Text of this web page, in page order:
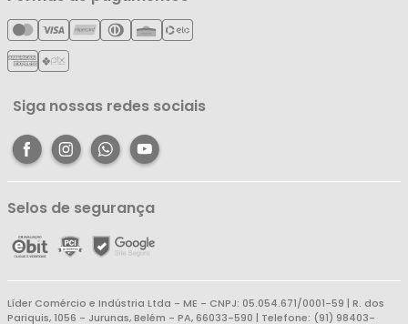
Cartão Líderzan
Política de Reembolso
Meus Pedidos
Meus Favoritos
Central de Atendimento
Siga nossas redes sociais
Selos de segurança
Líder Comércio e Indústria Ltda - ME - CNPJ: 05.054.671/0001-59 | R. dos
Pariquis, 1056 - Jurunas, Belém - PA, 66033-590 | Telefone: (91) 98403-